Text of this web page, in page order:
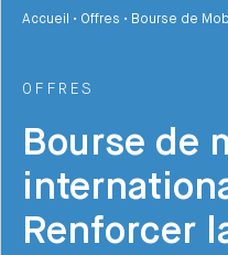
Accueil • Offres • Bourse de
OFFRES
Bourse de
Renforcer